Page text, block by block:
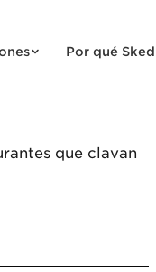
Por qué Sked
que clavan